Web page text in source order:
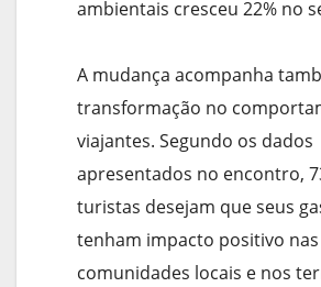
ambientais cresceu 22% no
A mudança acompanha
transformação no
viajantes. Segundo os dados
apresentados no encontro,
turistas desejam que seus
tenham impacto positivo nas
comunidades locais e nos